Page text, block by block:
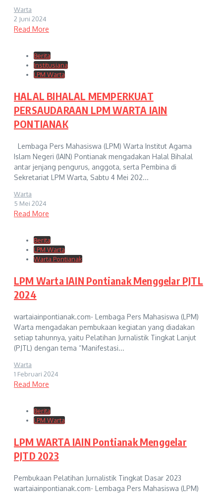
Warta
2 Juni 2024
Read More
Berita
Institusiana
LPM Warta
HALAL BIHALAL MEMPERKUAT
PERSAUDARAAN LPM WARTA IAIN
PONTIANAK
Lembaga Pers Mahasiswa (LPM) Warta Institut Agama
Islam Negeri (IAIN) Pontianak mengadakan Halal Bihalal
antar jenjang pengurus, anggota, serta Pembina di
Sekretariat LPM Warta, Sabtu 4 Mei 202...
Warta
5 Mei 2024
Read More
Berita
LPM Warta
Warta Pontianak
LPM Warta IAIN Pontianak Menggelar PJTL
2024
wartaiainpontianak.com- Lembaga Pers Mahasiswa (LPM)
Warta mengadakan pembukaan kegiatan yang diadakan
setiap tahunnya, yaitu Pelatihan Jurnalistik Tingkat Lanjut
(PJTL) dengan tema “Manifestasi...
Warta
1 Februari 2024
Read More
Berita
LPM Warta
LPM WARTA IAIN Pontianak Menggelar
PJTD 2023
Pembukaan Pelatihan Jurnalistik Tingkat Dasar 2023
wartaiainpontianak.com- Lembaga Pers Mahasiswa (LPM)